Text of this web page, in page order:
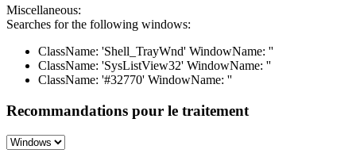
Miscellaneous:
Searches for the following windows:
ClassName: 'Shell_TrayWnd' WindowName: ''
ClassName: 'SysListView32' WindowName: ''
ClassName: '#32770' WindowName: ''
Recommandations pour le traitement